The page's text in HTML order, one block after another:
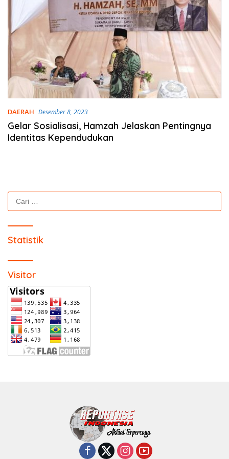
DAERAH Desember 8, 2023
Gelar Sosialisasi, Hamzah Jelaskan Pentingnya
Identitas Kependudukan
Cari
untuk:
Statistik
Visitor